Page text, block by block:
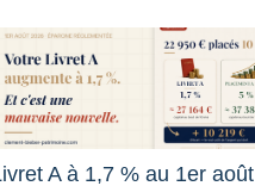
A à 1,7 % au 1er août